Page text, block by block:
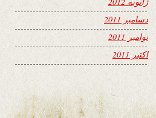
دسامبر 2011
نوامبر 2011
اکتبر 2011